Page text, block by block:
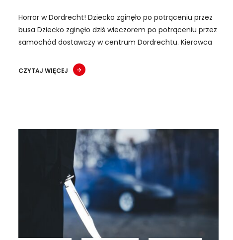
Horror w Dordrecht! Dziecko zginęło po potrąceniu przez
busa Dziecko zginęło dziś wieczorem po potrąceniu przez
samochód dostawczy w centrum Dordrechtu. Kierowca
CZYTAJ WIĘCEJ